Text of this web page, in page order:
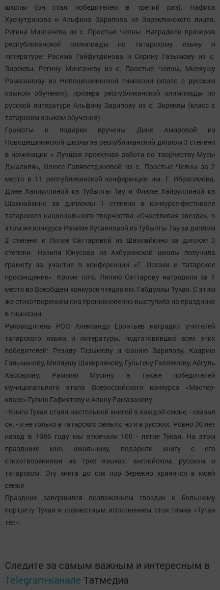
школы (он стал победителем в третий раз), Нафиса
Хуснутдинова и Альфина Зарипова из Зиреклинского лицея,
Регина Мингачева из с. Простые Челны. Наградили призеров
республиканской олимпиады по татарскому языку и
литературе: Расима Гайфутдинова и Сирину Газымову из с.
Зиреклы, Регину Мингачеву из с. Простые Челны, Миляушу
Рамазанову из Новошешминской гимназии (класс с русским
языком обучения), призера республиканской олимпиады по
русской литературе Альфину Зарипову из с. Зиреклы (класс с
татарским языком обучения).
Грамоты и подарки вручены Дине Амировой из
Новошешммнской школы за республиканский диплом 3 степени
в номинации « Лучшая проектная работа по творчеству Мусы
Джалиля», Илюсе Галяветдиновой из с. Простые Челны за 2
место в 11 республиканской конференции им. Г. Ибрагимова,
Дине Халиуллиной из Тубылгы Тау и Флюзе Хайруллиной из
Шахмайкино за дипломы 1 степени в конкурсе-фестивале
татарского национального творчества «Счастливая звезда», в
этом же конкурсе Рамизе Хусаиновой из Тубылгы Тау за диплом
2 степени и Лилие Саттаровой из Шахмайкино за диплом 3
степени. Назиля Юнусова из Акбуринской школы получила
грамоту за участие в конференции «Г. Исхаки и татарское
просвещение». Кроме того, Лилию Саттарову наградили за 1
место во Всеобщем конкурсе чтецов им. Габдуллы Тукая. С этим
же стихотворением она проникновенно выступила на празднике
в гимназии.
Руководитель РОО Александр Еронтьев наградил учителей
татарского языка и литературы, подготовивших всех этих
победителей: Резиду Газымову и Фанию Зарипову, Кадрию
Гильманову, Миляушу Шакирзянову, Гульгену Галлямову, Айгуль
Хассарову, Рамзию Мусину, а также победителей
муниципального этапа Всероссийского конкурса «Мастер-
класс» Гулию Гафиятову и Алину Рамазанову.
- Книги Тукая стали настольной книгой в каждой семье, - сказал
он, - и не только в татарских семьях, но и в русских. Ровно 30 лет
назад в 1986 году мы отмечали 100 - летие Тукая. На этом
празднике мне, школьнику, подарили книгу с его
стихотворениями на трех языках: английском, русском и
татарском. Эту книга до сих пор бережно хранится в моей
семье.
Праздник завершился возложением гвоздик к большому
портрету Тукая и совместным исполнением стоя гимна «Туган
тел».
Следите за самым важным и интересным в
Telegram-канале Татмедиа